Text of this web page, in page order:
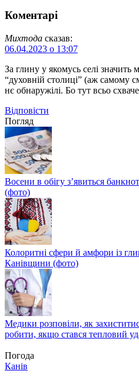
Коментарі
Михтода сказав:
06.04.2023 о 13:07
За глину у якомусь селі значить
“духовній столиці” (аж
нє обнаружілі. Бо тут всьо
Відповіcти
Погляд
Восени в обігу з’явиться
(фото)
Колоритні сфери й амфори із
Канівщини (фото)
Медики розповіли, як
робити, якщо стався тепловий
Погода
Канів